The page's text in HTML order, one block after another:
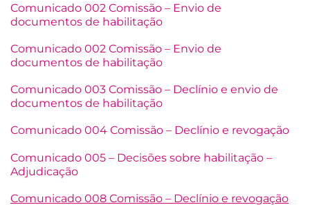
Comunicado 002 Comissão – Envio de
documentos de habilitação
Comunicado 002 Comissão – Envio de
documentos de habilitação
Comunicado 003 Comissão – Declínio e envio de
documentos de habilitação
Comunicado 004 Comissão – Declínio e revogação
Comunicado 005 – Decisões sobre habilitação –
Adjudicação
Comunicado 008 Comissão – Declínio e revogação